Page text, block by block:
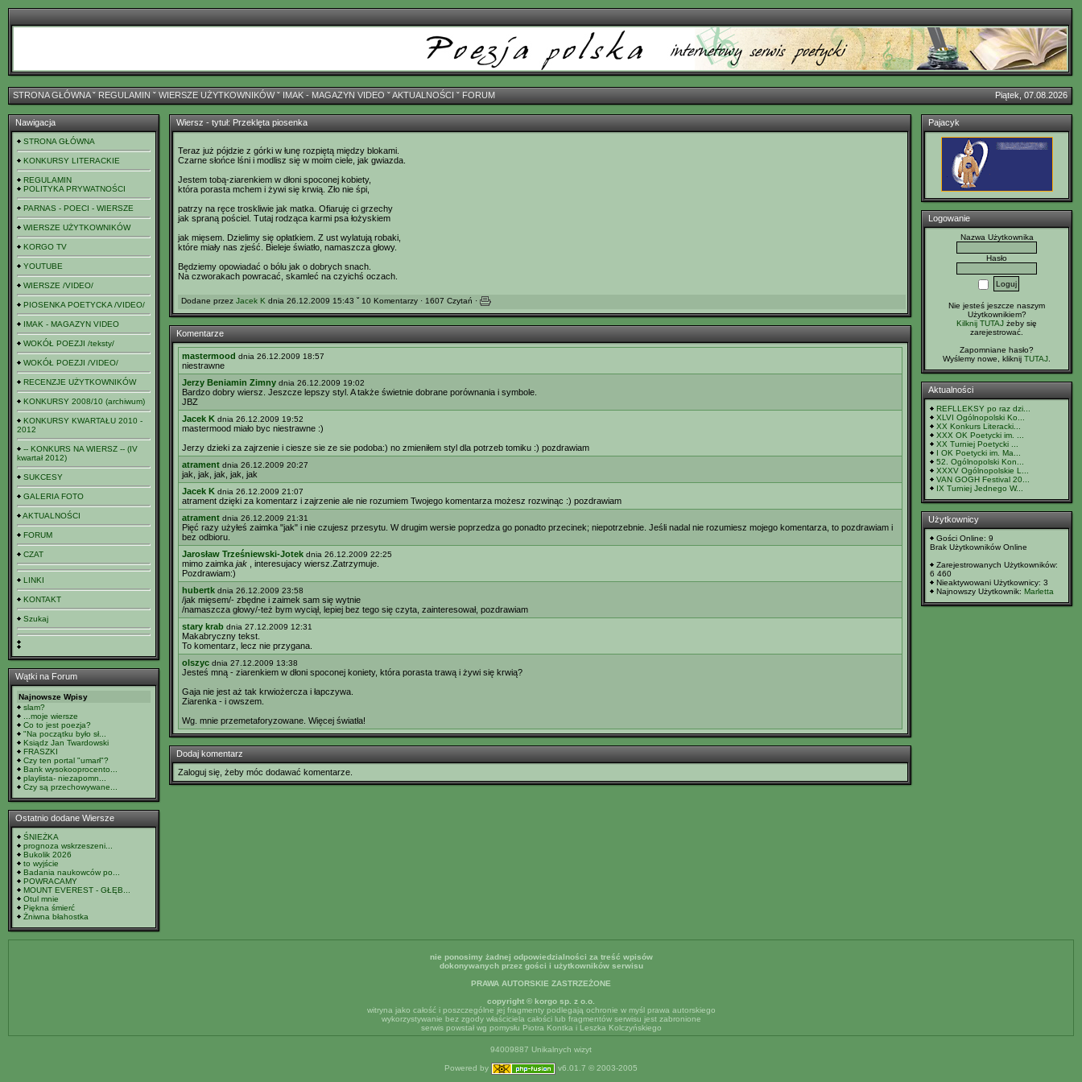
STRONA GŁÓWNAˇ REGULAMIN ˇ WIERSZE UŻYTKOWNIKÓWˇ IMAK - MAGAZYN VIDEO ˇAKTUALNOŚCI ˇ FORUM Piątek, 07.08.2026
Nawigacja
STRONA GŁÓWNA
KONKURSY LITERACKIE
REGULAMIN
POLITYKA PRYWATNOŚCI
PARNAS - POECI - WIERSZE
WIERSZE UŻYTKOWNIKÓW
KORGO TV
YOUTUBE
WIERSZE /VIDEO/
PIOSENKA POETYCKA /VIDEO/
IMAK - MAGAZYN VIDEO
WOKÓŁ POEZJI /teksty/
WOKÓŁ POEZJI /VIDEO/
RECENZJE UŻYTKOWNIKÓW
KONKURSY 2008/10 (archiwum)
KONKURSY KWARTAŁU 2010 -
2012
-- KONKURS NA WIERSZ -- (IV
kwartał 2012)
SUKCESY
GALERIA FOTO
AKTUALNOŚCI
FORUM
CZAT
LINKI
KONTAKT
Szukaj
Wątki na Forum
Najnowsze Wpisy
slam?
...moje wiersze
Co to jest poezja?
"Na początku było sł...
Ksiądz Jan Twardowski
FRASZKI
Czy ten portal "umarł"?
Bank wysokooprocento...
playlista- niezapomn...
Czy są przechowywane...
Ostatnio dodane Wiersze
ŚNIEŻKA
prognoza wskrzeszeni...
Bukolik 2026
to wyjście
Badania naukowców po...
POWRACAMY
MOUNT EVEREST - GŁĘB...
Otul mnie
Piękna śmierć
Żniwna błahostka
Wiersz - tytuł: Przeklęta piosenka
Teraz już pójdzie z górki w łunę rozpiętą między blokami.
Czarne słońce lśni i modlisz się w moim ciele, jak gwiazda.
Jestem tobą-ziarenkiem w dłoni spoconej kobiety,
która porasta mchem i żywi się krwią. Zło nie śpi,
patrzy na ręce troskliwie jak matka. Ofiaruję ci grzechy
jak spraną pościel. Tutaj rodząca karmi psa łożyskiem
jak mięsem. Dzielimy się opłatkiem. Z ust wylatują robaki,
które miały nas zjeść. Bieleje światło, namaszcza głowy.
Będziemy opowiadać o bólu jak o dobrych snach.
Na czworakach powracać, skamleć na czyichś oczach.
Dodane przez Jacek K dnia 26.12.2009 15:43 ˇ 10 Komentarzy · 1607 Czytań ·
Komentarze
mastermood dnia 26.12.2009 18:57
niestrawne
Jerzy Beniamin Zimny dnia 26.12.2009 19:02
Bardzo dobry wiersz. Jeszcze lepszy styl. A także świetnie dobrane porównania i symbole.
JBZ
Jacek K dnia 26.12.2009 19:52
mastermood miało byc niestrawne :)
Jerzy dzieki za zajrzenie i ciesze sie ze sie podoba:) no zmieniłem styl dla potrzeb tomiku :) pozdrawiam
atrament dnia 26.12.2009 20:27
jak, jak, jak, jak, jak
Jacek K dnia 26.12.2009 21:07
atrament dzięki za komentarz i zajrzenie ale nie rozumiem Twojego komentarza możesz rozwinąc :) pozdrawiam
atrament dnia 26.12.2009 21:31
Pięć razy użyłeś zaimka "jak" i nie czujesz przesytu. W drugim wersie poprzedza go ponadto przecinek; niepotrzebnie. Jeśli nadal nie rozumiesz mojego komentarza, to pozdrawiam i
bez odbioru.
Jarosław Trześniewski-Jotek dnia 26.12.2009 22:25
mimo zaimka jak , interesujacy wiersz.Zatrzymuje.
Pozdrawiam:)
hubertk dnia 26.12.2009 23:58
/jak mięsem/- zbędne i zaimek sam się wytnie
/namaszcza głowy/-też bym wyciął, lepiej bez tego się czyta, zainteresował, pozdrawiam
stary krab dnia 27.12.2009 12:31
Makabryczny tekst.
To komentarz, lecz nie przygana.
olszyc dnia 27.12.2009 13:38
Jesteś mną - ziarenkiem w dłoni spoconej koniety, która porasta trawą i żywi się krwią?
Gaja nie jest aż tak krwiożercza i łapczywa.
Ziarenka - i owszem.
Wg. mnie przemetaforyzowane. Więcej światła!
Dodaj komentarz
Zaloguj się, żeby móc dodawać komentarze.
Pajacyk
Logowanie
Nazwa Użytkownika
Hasło
Nie jesteś jeszcze naszym
Użytkownikiem?
Kilknij TUTAJ żeby się
zarejestrować.
Zapomniane hasło?
Wyślemy nowe, kliknij TUTAJ
Aktualności
REFLLEKSY po raz dzi...
XLVI Ogólnopolski Ko...
XX Konkurs Literacki...
XXX OK Poetycki im. ...
XX Turniej Poetycki ...
I OK Poetycki im. Ma...
52. Ogólnopolski Kon...
XXXV Ogólnopolskie L...
VAN GOGH Festival 20...
IX Turniej Jednego W...
Użytkownicy
Gości Online: 9
Brak Użytkowników Online
Zarejestrowanych Użytkowników:
6 460
Nieaktywowani Użytkownicy: 3
Najnowszy Użytkownik: Marletta
nie ponosimy żadnej odpowiedzialności za treść wpisów
dokonywanych przez gości i użytkowników serwisu
PRAWA AUTORSKIE ZASTRZEŻONE
copyright © korgo sp. z o.o.
witryna jako całość i poszczególne jej fragmenty podlegają ochronie w myśl prawa autorskiego
wykorzystywanie bez zgody właściciela całości lub fragmentów serwisu jest zabronione
serwis powstał wg pomysłu Piotra Kontka i Leszka Kolczyńskiego
94009887 Unikalnych wizyt
Powered by v6.01.7 © 2003-2005